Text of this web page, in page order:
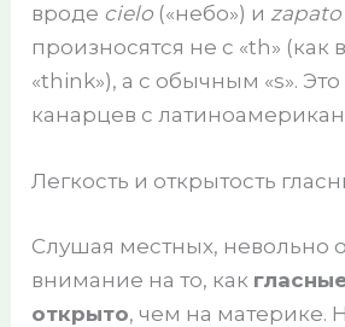
вроде cielo («небо») и zapato
произносятся не с «th» (как
«think»), а с обычным «s».
канарцев с
Легкость и открытость
Слушая местных, невольно
внимание на то, как
открыто, чем на материке.